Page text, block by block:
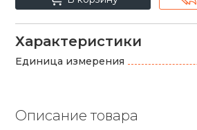
Характеристики
Единица измерения
Описание товара